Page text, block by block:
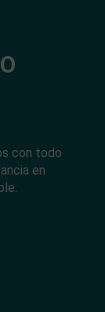
con todo
en